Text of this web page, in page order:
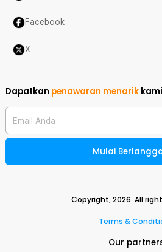
Facebook
X
Dapatkan penawaran menarik
Email Anda
Mulai
Copyright,2026. All
Terms &
Our